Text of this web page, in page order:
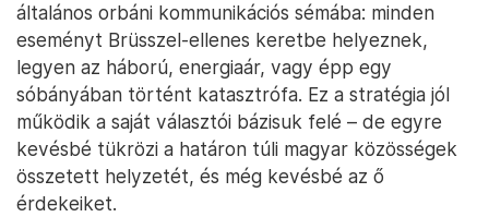
általános orbáni kommunikációs sémába: minden
eseményt Brüsszel-ellenes keretbe helyeznek,
legyen az háború, energiaár, vagy épp egy
sóbányában történt katasztrófa. Ez a stratégia jól
működik a saját választói bázisuk felé – de egyre
kevésbé tükrözi a határon túli magyar közösségek
összetett helyzetét, és még kevésbé az ő
érdekeiket.